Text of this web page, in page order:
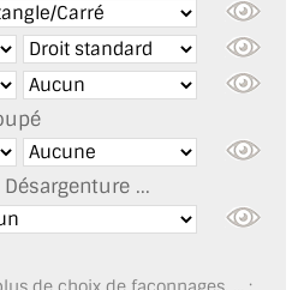
COULEUR
MOZAÏQUE
...